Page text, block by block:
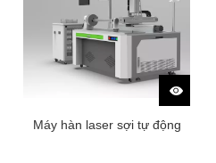
Máy hàn laser sợi tự động